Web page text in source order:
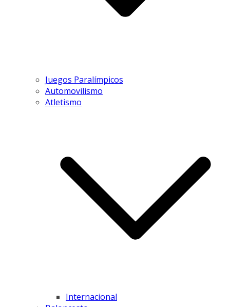
Juegos Paralímpicos
Automovilismo
Atletismo
Internacional